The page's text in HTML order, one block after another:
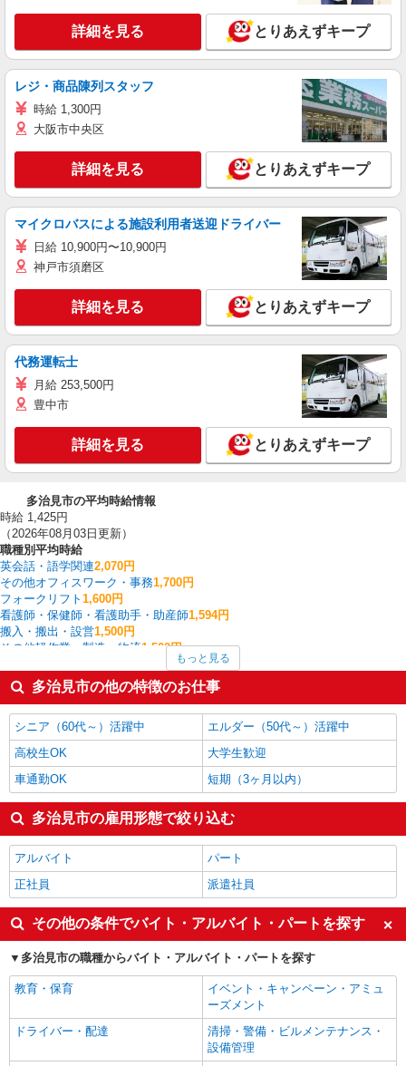
詳細を見る とりあえずキープ
レジ・商品陳列スタッフ
時給 1,300円
大阪市中央区
詳細を見る とりあえずキープ
マイクロバスによる施設利用者送迎ドライバー
日給 10,900円〜10,900円
神戸市須磨区
詳細を見る とりあえずキープ
代務運転士
月給 253,500円
豊中市
詳細を見る とりあえずキープ
多治見市の平均時給情報
時給 1,425円
（2026年08月03日更新）
職種別平均時給
英会話・語学関連2,070円
その他オフィスワーク・事務1,700円
フォークリフト 1,600円
看護師・保健師・看護助手・助産師1,594円
搬入・搬出・設営1,500円
その他軽作業・製造・物流1,500円
その他介護・福祉1,467円
製造・組立・加工 1,431円
一般・営業事務1,425円
多治見市の他の職種の平均時給を見る
もっと見る
多治見市の他の特徴のお仕事
シニア（60代～）活躍中
エルダー（50代～）活躍中
高校生OK
大学生歓迎
車通勤OK
短期（3ヶ月以内）
多治見市の雇用形態で絞り込む
アルバイト
パート
正社員
派遣社員
その他の条件でバイト・アルバイト・パートを探す
多治見市の職種からバイト・アルバイト・パートを探す
教育・保育
イベント・キャンペーン・アミュ
ーズメント
ドライバー・配達
清掃・警備・ビルメンテナンス・
設備管理